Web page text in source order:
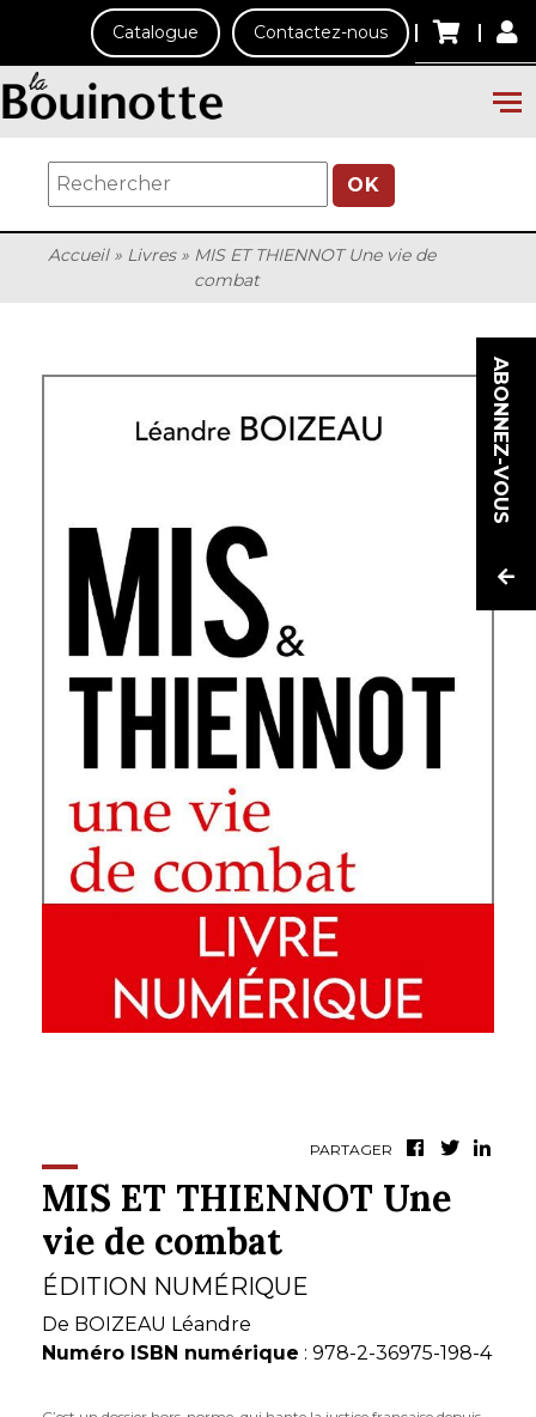
Catalogue Contactez-nous
OK
Accueil» Livres» MIS ET THIENNOT Une vie de
combat
ABONNEZ-VOUS
MIS ET THIENNOT Une
vie de combat
ÉDITION NUMÉRIQUE
De BOIZEAU Léandre
Numéro ISBN numérique : 978-2-36975-198-4
PARTAGER